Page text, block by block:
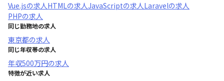
Vue.jsの求人HTMLの求人JavaScriptの求人Laravelの求人
PHPの求人
同じ勤務地の求人
東京都の求人
同じ年収帯の求人
年収500万円の求人
特徴が近い求人